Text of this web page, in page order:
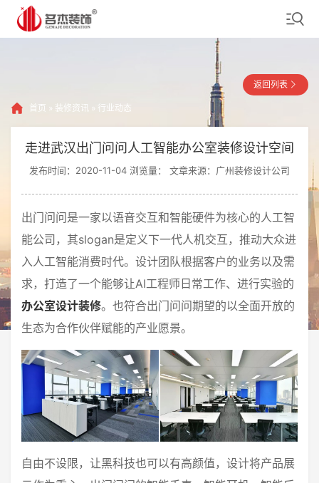
首页 » 装修资讯 » 行业动态
返回列表
走进武汉出门问问人工智能办公室装修设计空间
发布时间：2020-11-04 浏览量： 文章来源：广州装修设计公司
出门问问是一家以语音交互和智能硬件为核心的人工智
能公司，其slogan是定义下一代人机交互，推动大众进
入人工智能消费时代。设计团队根据客户的业务以及需
求，打造了一个能够让AI工程师日常工作、进行实验的
办公室设计装修。也符合出门问问期望的以全面开放的
生态为合作伙伴赋能的产业愿景。
自由不设限，让黑科技也可以有高颜值，设计将产品展